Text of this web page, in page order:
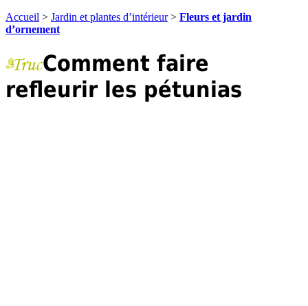
Accueil > Jardin et plantes d’intérieur> Fleurs et jardin
d’ornement
Comment faire
refleurir les pétunias